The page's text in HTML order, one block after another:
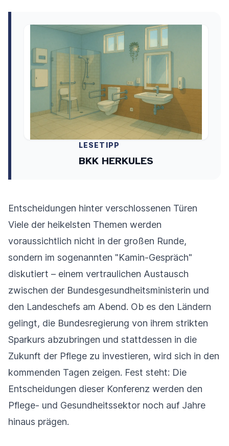
LESETIPP
BKK HERKULES
Entscheidungen hinter verschlossenen Türen
Viele der heikelsten Themen werden
voraussichtlich nicht in der großen Runde,
sondern im sogenannten "Kamin-Gespräch"
diskutiert – einem vertraulichen Austausch
zwischen der Bundesgesundheitsministerin und
den Landeschefs am Abend. Ob es den Ländern
gelingt, die Bundesregierung von ihrem strikten
Sparkurs abzubringen und stattdessen in die
Zukunft der Pflege zu investieren, wird sich in den
kommenden Tagen zeigen. Fest steht: Die
Entscheidungen dieser Konferenz werden den
Pflege- und Gesundheitssektor noch auf Jahre
hinaus prägen.